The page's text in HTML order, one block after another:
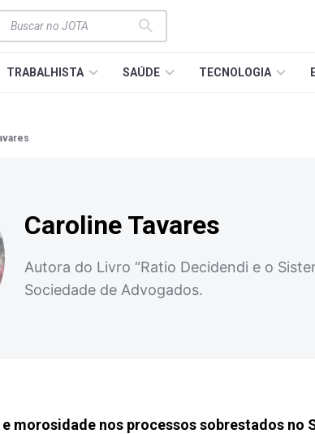
TRABALHISTA SAÚDE TECNOLOGIA
Caroline Tavares
Autora do Livro “Ratio Decidendi e o
Sociedade de Advogados.
morosidade nos processos sobrestados no